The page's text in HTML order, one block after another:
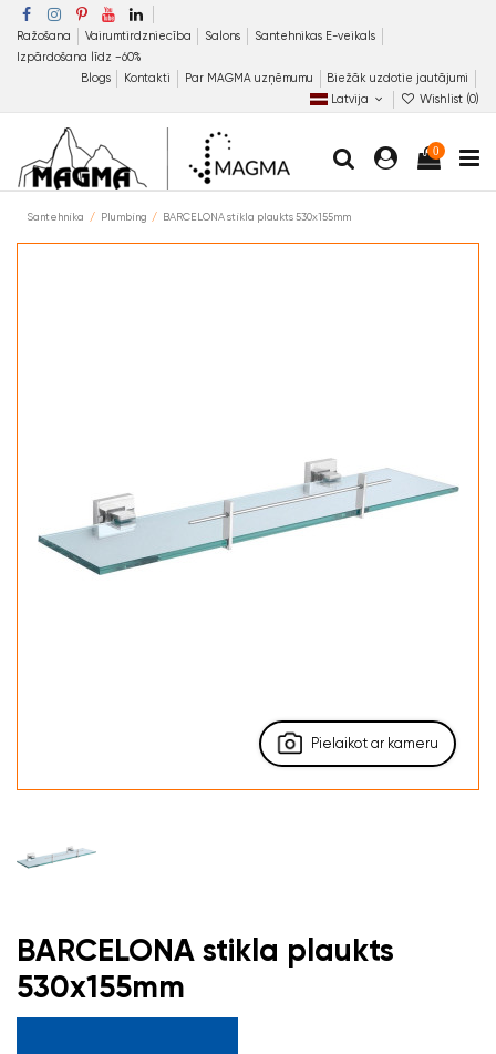
Ražošana Vairumtirdzniecība Salons
Santehnikas E-veikals
Izpārdošana līdz −60%
Blogs
Kontakti Par MAGMA uzņēmumu
Biežāk uzdotie jautājumi
Latvija
Wishlist (0)
0
Santehnika Plumbing BARCELONA stikla plaukts 530x155mm
Pielaikot ar kameru
BARCELONA stikla plaukts
530x155mm